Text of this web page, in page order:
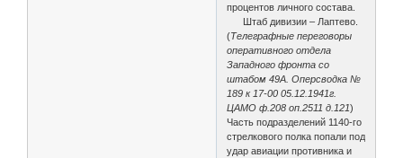
процентов личного состава.
Штаб дивизии – Лаптево.
(Телеграфные переговоры
оперативного отдела
Западного фронта со
штабом 49А. Оперсводка №
189 к 17-00 05.12.1941г.
ЦАМО ф.208 оп.2511 д.121)
Часть подразделений 1140-го
стрелкового полка попали под
удар авиации противника и